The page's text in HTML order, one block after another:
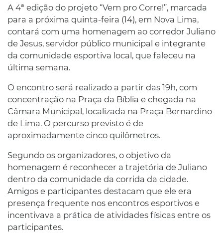
A 4ª edição do projeto “Vem pro Corre!”, marcada
para a próxima quinta-feira (14), em Nova Lima,
contará com uma homenagem ao corredor Juliano
de Jesus, servidor público municipal e integrante
da comunidade esportiva local, que faleceu na
última semana.
O encontro será realizado a partir das 19h, com
concentração na Praça da Bíblia e chegada na
Câmara Municipal, localizada na Praça Bernardino
de Lima. O percurso previsto é de
aproximadamente cinco quilômetros.
Segundo os organizadores, o objetivo da
homenagem é reconhecer a trajetória de Juliano
dentro da comunidade da corrida da cidade.
Amigos e participantes destacam que ele era
presença frequente nos encontros esportivos e
incentivava a prática de atividades físicas entre os
participantes.